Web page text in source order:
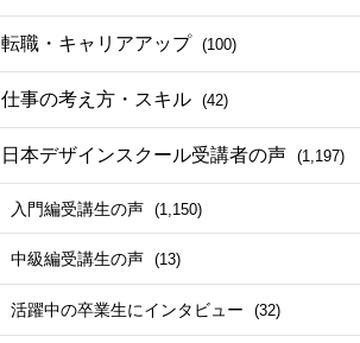
転職・キャリアアップ (100)
仕事の考え方・スキル (42)
日本デザインスクール受講者の声 (1,197)
入門編受講生の声 (1,150)
中級編受講生の声 (13)
活躍中の卒業生にインタビュー (32)